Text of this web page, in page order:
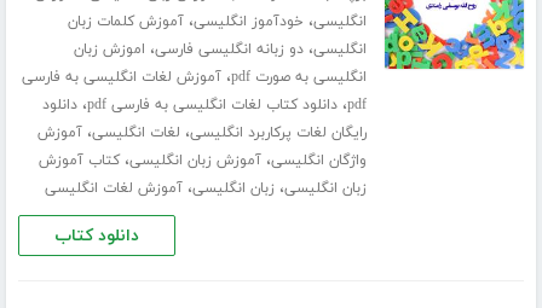
انگلیسی، خودآموز انگلیسی،آموزش کلمات زبان
انگلیسی،دو زبانه انگلیسی فارسی، اموزش زبان
انگلیسی به صورت pdf
،آموزش لغات انگلیسی به فارسی
pdf،دانلود کتاب لغات انگلیسی به فارسی pdf ،دانلود
رایگان لغات پرکاربرد انگلیسی، لغات انگلیسی،آموزش
واژگان انگلیسی،آموزش زبان انگلیسی،کتاب آموزش
زبان انگلیسی، زبان انگلیسی،آموزش لغات انگلیسی
دانلود کتاب